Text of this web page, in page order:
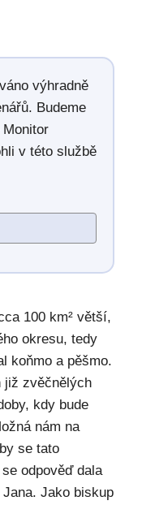
výhradně
Budeme
v této službě
100 km² větší,
okresu, tedy
koňmo a pěšmo.
již zvěčnělých
kdy bude
nám na
se tato
odpověď dala
Jako biskup